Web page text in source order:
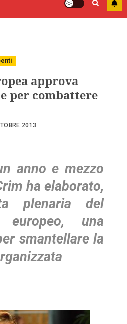
approva
per combattere
2013
anno e mezzo
ha elaborato,
plenaria del
europeo, una
smantellare la